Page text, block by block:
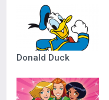
Donald Duck